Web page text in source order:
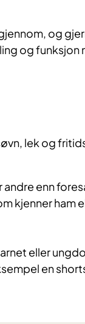
og
og funksjon
lek og
andre enn
kjenner ham
eller
en